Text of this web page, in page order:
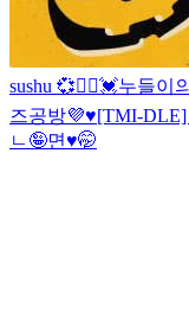
sushu 💞👯‍♀️💓누들이
즈공방💜♥️[TMI-
ㄴ🤪면♥️🤭